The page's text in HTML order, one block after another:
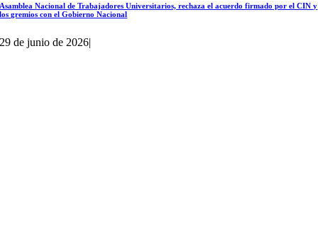
Asamblea Nacional de Trabajadores Universitarios, rechaza el acuerdo firmado por el CIN y
los gremios con el Gobierno Nacional
29 de junio de 2026|